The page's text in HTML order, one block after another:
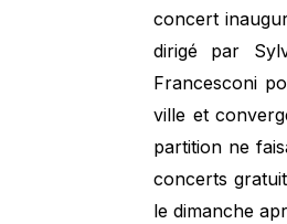
concert
dirigé par
Francesconi
ville et
partition ne
concerts
le dimanche